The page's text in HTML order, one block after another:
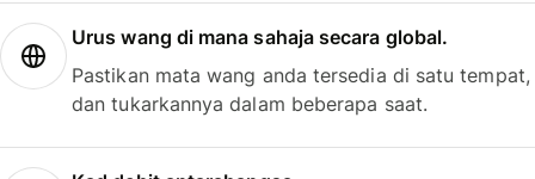
Urus wang di mana sahaja secara global.
Pastikan mata wang anda tersedia di satu tempat,
dan tukarkannya dalam beberapa saat.